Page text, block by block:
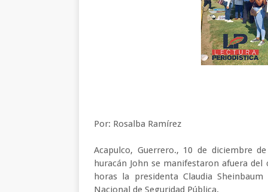
Por: Rosalba Ramírez
Acapulco, Guerrero., 10 de diciembre
huracán John se manifestaron afuera
horas la presidenta Claudia
Nacional de Seguridad Pública.